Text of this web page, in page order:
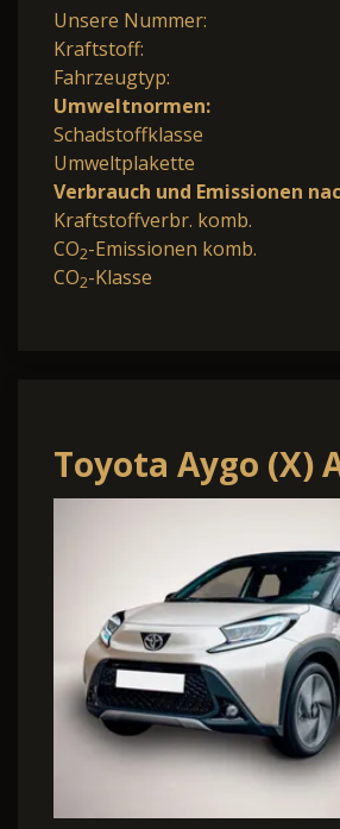
Unsere Nummer:
Kraftstoff:
Fahrzeugtyp:
Umweltnormen:
Schadstoffklasse
Umweltplakette
Verbrauch und Emissionen
Kraftstoffverbr. komb.
CO2-Emissionen komb.
CO2-Klasse
Toyota Aygo (X)
CVT Business Ed.
9" Touch CarPlay